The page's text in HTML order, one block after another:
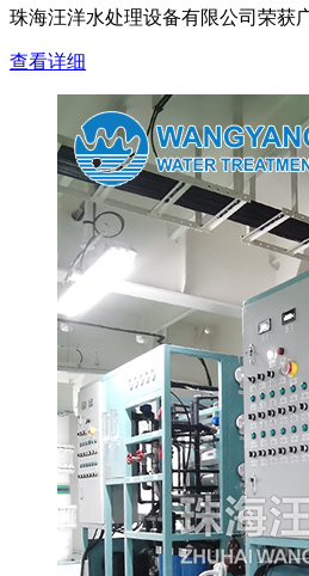
珠海汪洋水处理设备有限公司荣获
查看详细